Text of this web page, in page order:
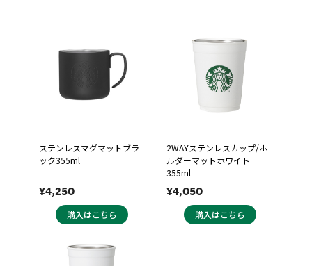
ステンレスマグマットブラ
ック355ml
¥4,250
購入はこちら
2WAYステンレスカップ/ホ
ルダーマットホワイト
355ml
¥4,050
購入はこちら